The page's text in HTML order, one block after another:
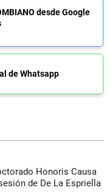
desde Google
de Whatsapp
Honoris Causa
de De La Espriella